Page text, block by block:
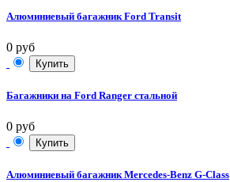
Алюминиевый багажник Ford Transit
0 руб
Купить
Багажники на Ford Ranger стальной
0 руб
Купить
Алюминиевый багажник Mercedes-Benz G-Class